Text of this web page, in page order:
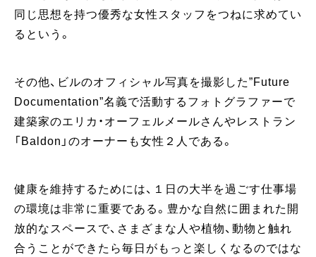
同じ思想を持つ優秀な女性スタッフをつねに求めてい
るという。
その他、ビルのオフィシャル写真を撮影した”Future
Documentation”名義で活動するフォトグラファーで
建築家のエリカ・オーフェルメールさんやレストラン
「Baldon」のオーナーも女性２人である。
健康を維持するためには、１日の大半を過ごす仕事場
の環境は非常に重要である。豊かな自然に囲まれた開
放的なスペースで、さまざまな人や植物、動物と触れ
合うことができたら毎日がもっと楽しくなるのではな